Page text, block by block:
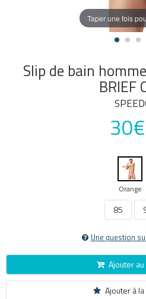
Taper une fois
Slip de bain
BRIEF
30€
Orange
85
Une question
Ajouter
Ajouter à